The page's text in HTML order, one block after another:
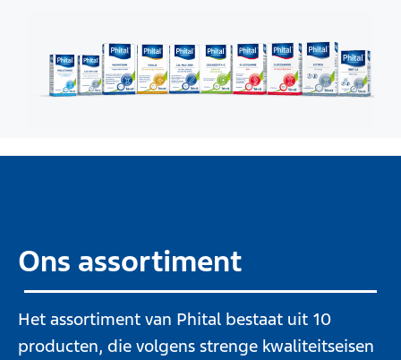
Ons assortiment
Het assortiment van Phital bestaat uit 10
producten, die volgens strenge kwaliteitseisen